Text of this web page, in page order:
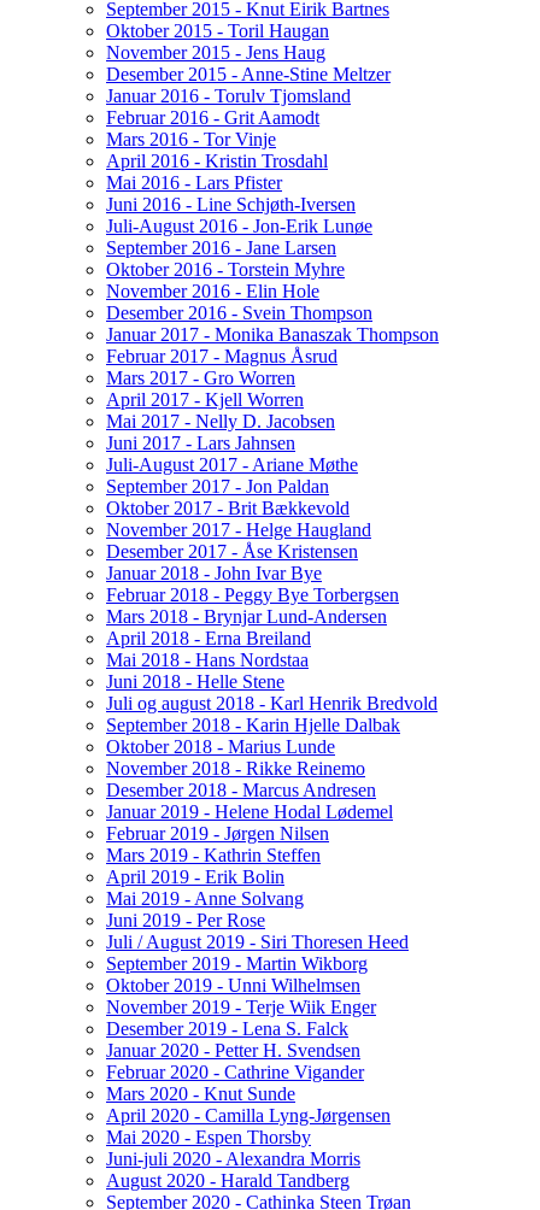
September 2015 - Knut Eirik Bartnes
Oktober 2015 - Toril Haugan
November 2015 - Jens Haug
Desember 2015 - Anne-Stine Meltzer
Januar 2016 - Torulv Tjomsland
Februar 2016 - Grit Aamodt
Mars 2016 - Tor Vinje
April 2016 - Kristin Trosdahl
Mai 2016 - Lars Pfister
Juni 2016 - Line Schjøth-Iversen
Juli-August 2016 - Jon-Erik Lunøe
September 2016 - Jane Larsen
Oktober 2016 - Torstein Myhre
November 2016 - Elin Hole
Desember 2016 - Svein Thompson
Januar 2017 - Monika Banaszak Thompson
Februar 2017 - Magnus Åsrud
Mars 2017 - Gro Worren
April 2017 - Kjell Worren
Mai 2017 - Nelly D. Jacobsen
Juni 2017 - Lars Jahnsen
Juli-August 2017 - Ariane Møthe
September 2017 - Jon Paldan
Oktober 2017 - Brit Bækkevold
November 2017 - Helge Haugland
Desember 2017 - Åse Kristensen
Januar 2018 - John Ivar Bye
Februar 2018 - Peggy Bye Torbergsen
Mars 2018 - Brynjar Lund-Andersen
April 2018 - Erna Breiland
Mai 2018 - Hans Nordstaa
Juni 2018 - Helle Stene
Juli og august 2018 - Karl Henrik Bredvold
September 2018 - Karin Hjelle Dalbak
Oktober 2018 - Marius Lunde
November 2018 - Rikke Reinemo
Desember 2018 - Marcus Andresen
Januar 2019 - Helene Hodal Lødemel
Februar 2019 - Jørgen Nilsen
Mars 2019 - Kathrin Steffen
April 2019 - Erik Bolin
Mai 2019 - Anne Solvang
Juni 2019 - Per Rose
Juli / August 2019 - Siri Thoresen Heed
September 2019 - Martin Wikborg
Oktober 2019 - Unni Wilhelmsen
November 2019 - Terje Wiik Enger
Desember 2019 - Lena S. Falck
Januar 2020 - Petter H. Svendsen
Februar 2020 - Cathrine Vigander
Mars 2020 - Knut Sunde
April 2020 - Camilla Lyng-Jørgensen
Mai 2020 - Espen Thorsby
Juni-juli 2020 - Alexandra Morris
August 2020 - Harald Tandberg
September 2020 - Cathinka Steen Trøan